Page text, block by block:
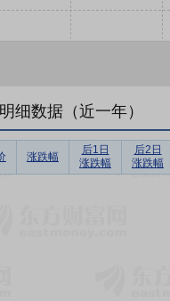
细数据（近一年）
涨跌幅
后1日
涨跌幅
后2日
涨跌幅